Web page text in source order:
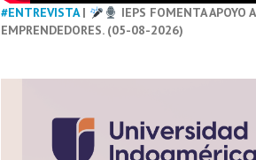
#ENTREVISTA|
IEPS FOMENTA APOYO A
EMPRENDEDORES. (05-08-2026)